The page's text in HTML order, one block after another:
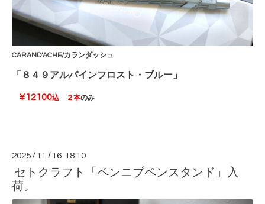
CARAND’ACHE/カランダッシュ
「８４９アルパインフロスト・ブルー」
¥12100込 ２本のみ
2025 / 11 / 16 18:10
セトクラフト「ペンニブペンスタンド」入
荷。